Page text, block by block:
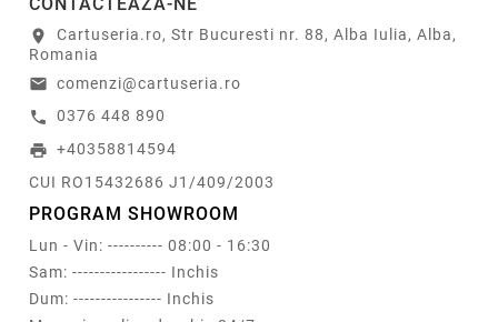
location_on
Cartuseria.ro, Str Bucuresti nr. 88, Alba Iulia, Alba,
Romania
email comenzi@cartuseria.ro
call 0376 448 890
print +40358814594
CUI RO15432686 J1/409/2003
PROGRAM SHOWROOM
Lun - Vin: ---------- 08:00 - 16:30
Sam: ----------------- Inchis
Dum: ---------------- Inchis